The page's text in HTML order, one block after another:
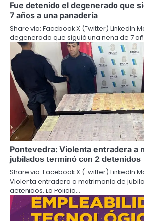
Fue detenido el degenerado que
7 años a una panadería
Share via: Facebook X (Twitter) LinkedIn
degenerado que siguió una nena de 7
Pontevedra: Violenta entradera a
jubilados terminó con 2 detenidos
Share via: Facebook X (Twitter) LinkedIn
Violenta entradera a matrimonio de
detenidos. La Policía…